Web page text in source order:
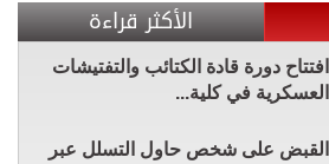
الأكثر قراءة
افتتاح دورة قادة الكتائب والتفتيشات
العسكرية في كلية...
القبض على شخص حاول التسلل عبر